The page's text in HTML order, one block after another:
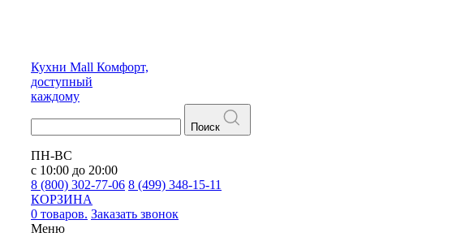
Кухни Mall Комфорт,
доступный
каждому
Поиск
ПН-ВС
с 10:00 до 20:00
8 (800) 302-77-06 8 (499) 348-15-11
КОРЗИНА
0 товаров. Заказать звонок
Меню